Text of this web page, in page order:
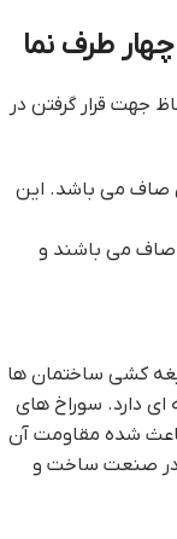
طرف نما
جهت قرار گرفتن در
صاف می باشد. این
و صاف می باشند و
و تیغه کشی ساختمان ها
ای دارد. سوراخ های
شده مقاومت آن
در صنعت ساخت و